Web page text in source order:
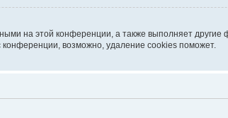
на этой конференции, а также выполняет
возможно, удаление cookies поможет.